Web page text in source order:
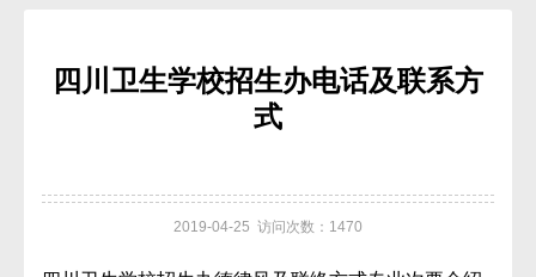
四川卫生学校招生办电话及联系方
式
2019-04-25 访问次数：1470